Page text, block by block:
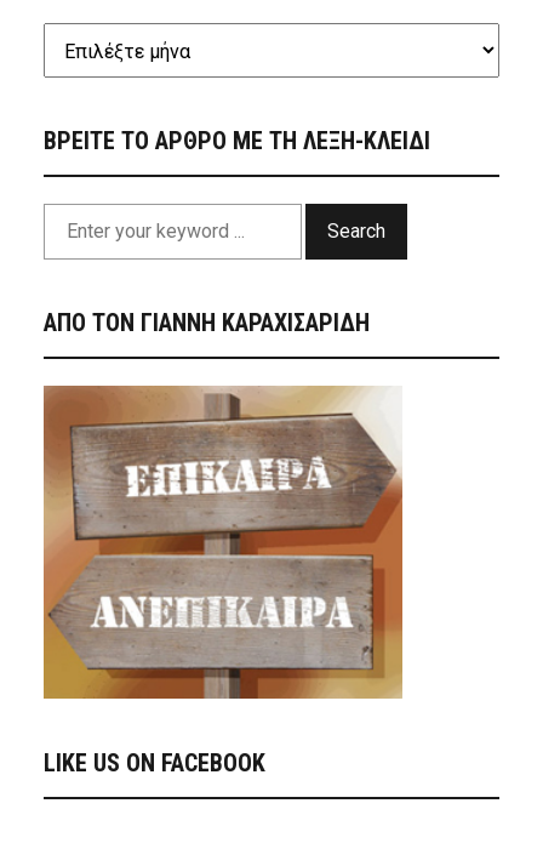
ΒΡΕΙΤΕ ΤΟ ΑΡΘΡΟ ΜΕ ΤΗ ΛΕΞΗ-ΚΛΕΙΔΙ
Search
ΑΠΟ ΤΟΝ ΓΙΑΝΝΗ ΚΑΡΑΧΙΣΑΡΙΔΗ
LIKE US ON FACEBOOK